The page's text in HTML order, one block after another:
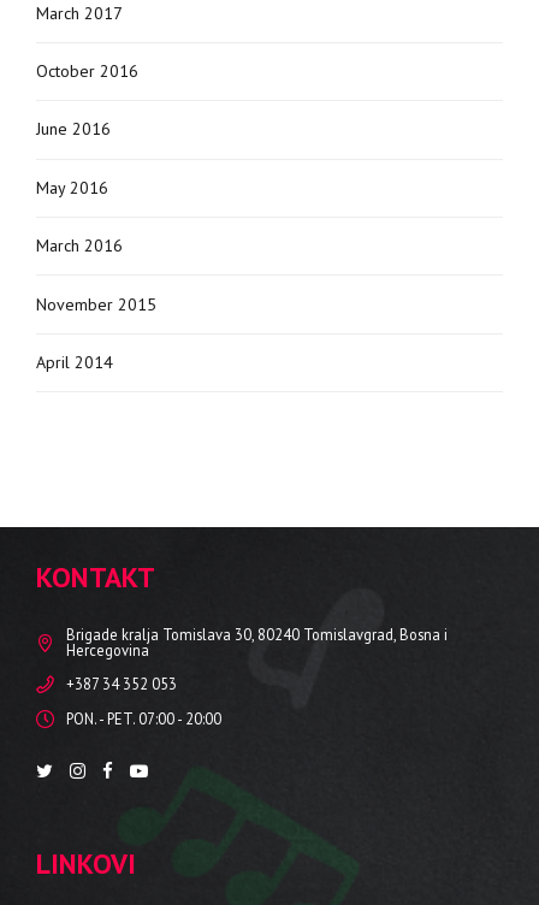
March 2017
October 2016
June 2016
May 2016
March 2016
November 2015
April 2014
KONTAKT
Brigade kralja Tomislava 30, 80240 Tomislavgrad, Bosna i
Hercegovina
+387 34 352 053
PON. - PET. 07:00 - 20:00
LINKOVI